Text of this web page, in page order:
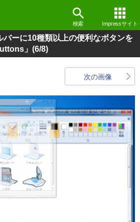
検索 Impressサイト
バーに10種類以上の便利なボタンを
」 (6/8)
次の画像